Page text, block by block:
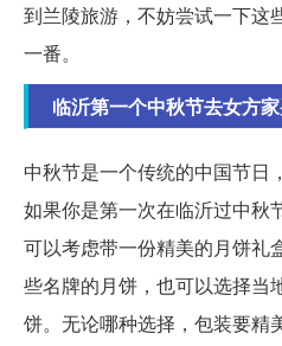
到兰陵旅游，不妨尝试一下这
一番。
临沂第一个中秋节去女方
中秋节是一个传统的中国节日
如果你是第一次在临沂过中秋
可以考虑带一份精美的月饼礼
些名牌的月饼，也可以选择当
饼。无论哪种选择，包装要精